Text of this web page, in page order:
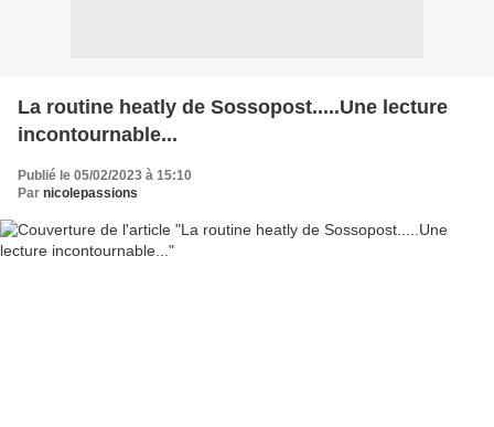
La routine heatly de Sossopost.....Une lecture
incontournable...
Publié le 05/02/2023 à 15:10
Par nicolepassions